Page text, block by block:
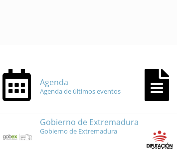
Agenda
Agenda de últimos eventos
Gobierno de Extremadura
Gobierno de Extremadura